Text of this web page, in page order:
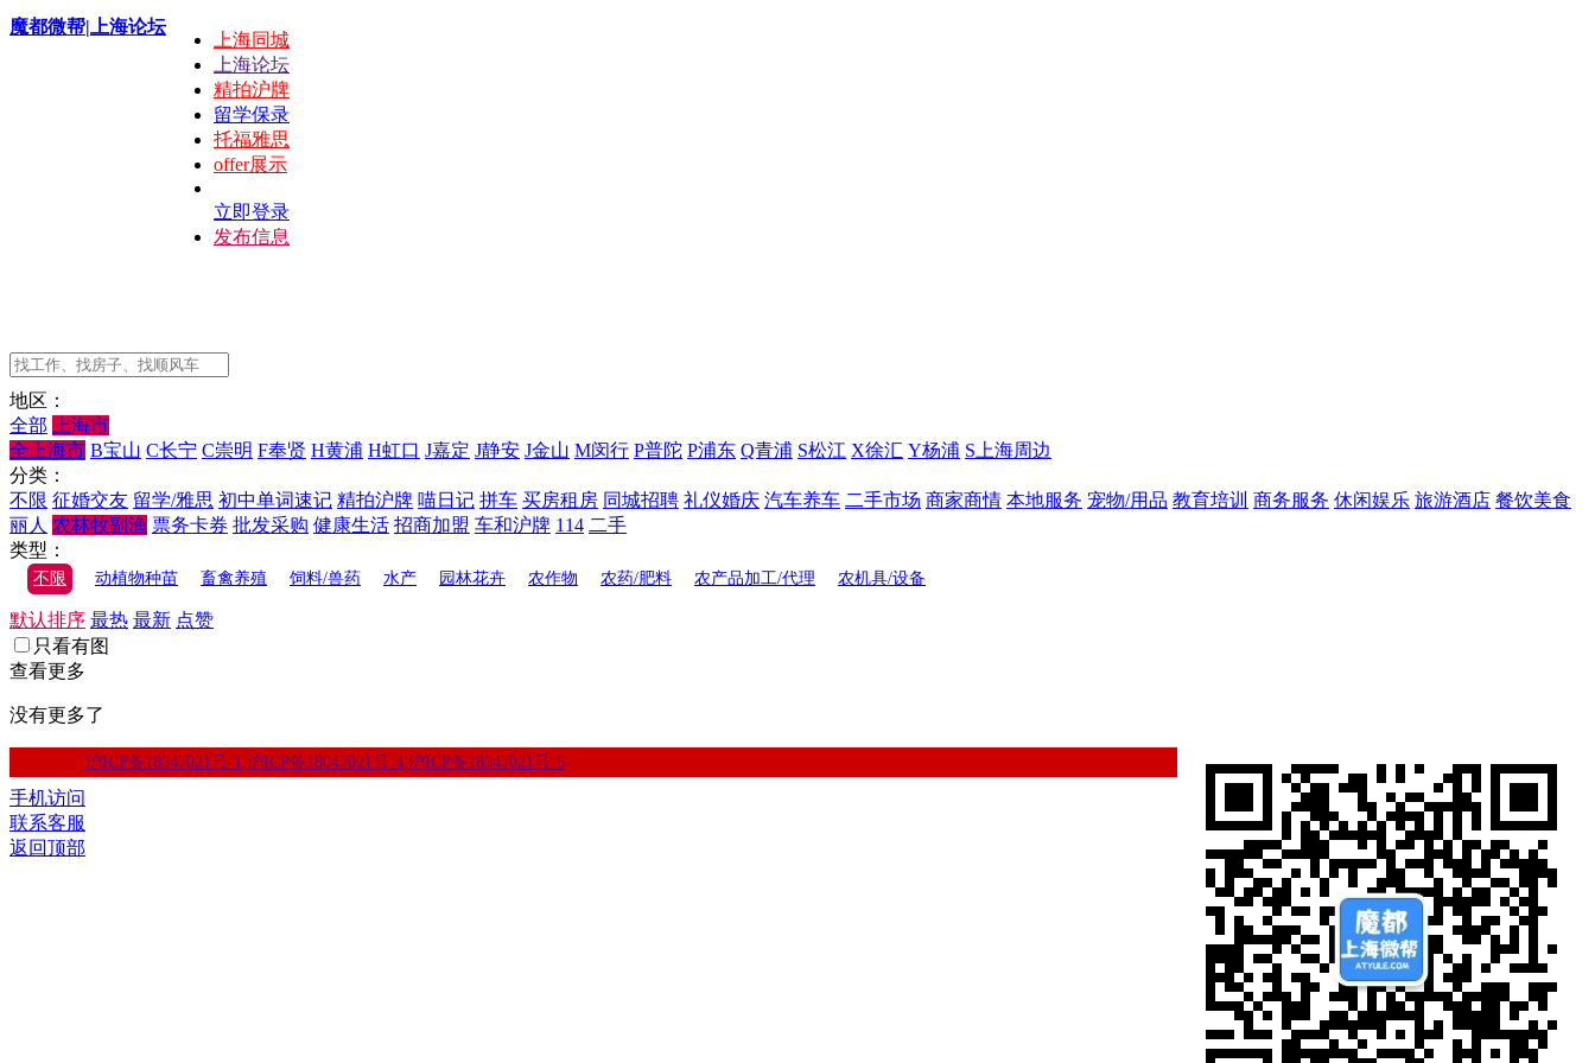
魔都微帮|上海论坛
上海同城
上海论坛
精拍沪牌
留学保录
托福雅思
offer展示
立即登录
发布信息
地区：
全部
上海市
全上海市 B宝山 C长宁 C崇明 F奉贤 H黄浦 H虹口 J嘉定 J静安 J金山 M闵行 P普陀 P浦东 Q青浦 S松江 X徐汇 Y杨浦 S上海周边
分类：
不限 征婚交友 留学/雅思 初中单词速记 精拍沪牌 喵日记 拼车 买房租房 同城招聘 礼仪婚庆 汽车养车 二手市场 商家商情 本地服务 宠物/用品 教育培训 商务服务 休闲娱乐 旅游酒店 餐饮美食
丽人 农林牧副渔 票务卡券 批发采购 健康生活 招商加盟 车和沪牌 114 二手
类型：
不限 动植物种苗 畜禽养殖 饲料/兽药 水产 园林花卉 农作物 农药/肥料 农产品加工/代理 农机具/设备
默认排序 最热 最新 点赞
只看有图
查看更多
没有更多了
沪ICP备18047021号-1,沪ICP备18047021号-4,沪ICP备18047021号-5
手机访问
联系客服
返回顶部